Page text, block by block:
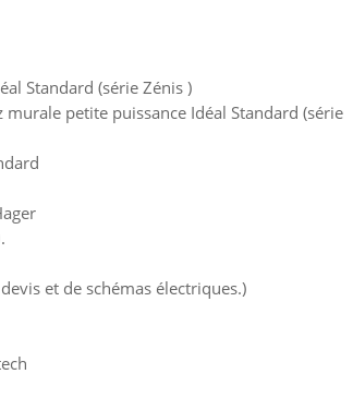
Standard (série Zénis )
petite puissance Idéal Standard (série
et de schémas électriques.)